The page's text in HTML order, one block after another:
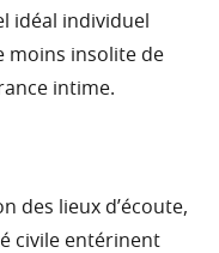
idéal individuel
moins insolite de
intime.
des lieux d’écoute,
civile entérinent